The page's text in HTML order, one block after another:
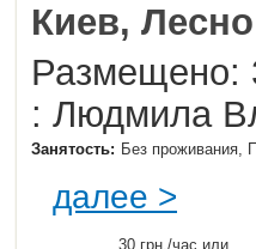
Киев,
Размещено:
: Людмила
Занятость: Без проживания,
далее >
30 грн./час или